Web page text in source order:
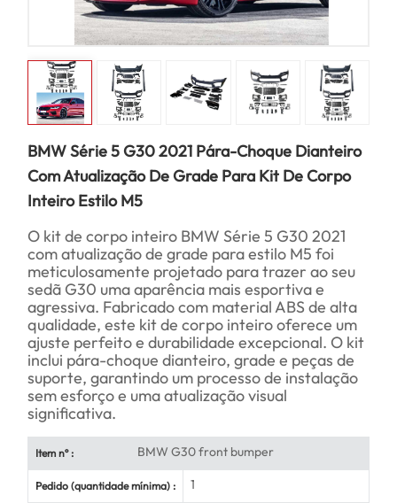
BMW Série 5 G30 2021 Pára-Choque Dianteiro
Com Atualização De Grade Para Kit De Corpo
Inteiro Estilo M5
O kit de corpo inteiro BMW Série 5 G30 2021
com atualização de grade para estilo M5 foi
meticulosamente projetado para trazer ao seu
sedã G30 uma aparência mais esportiva e
agressiva. Fabricado com material ABS de alta
qualidade, este kit de corpo inteiro oferece um
ajuste perfeito e durabilidade excepcional. O kit
inclui pára-choque dianteiro, grade e peças de
suporte, garantindo um processo de instalação
sem esforço e uma atualização visual
significativa.
Item nº : BMW G30 front bumper
Pedido (quantidade mínima) : 1